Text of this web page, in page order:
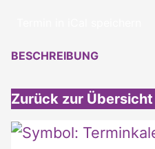
BESCHREIBUNG
Zurück zur Übersicht
Weitere interessante Inhalte